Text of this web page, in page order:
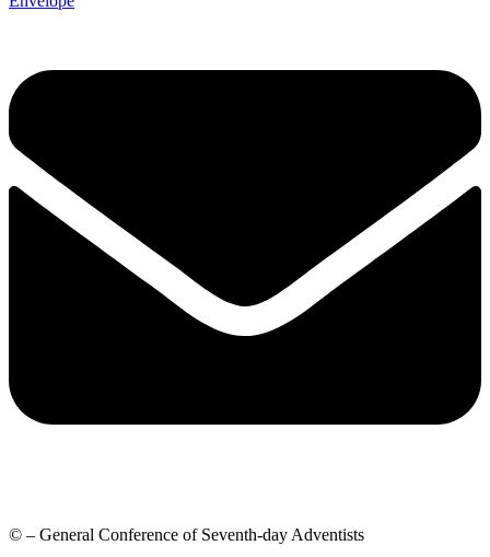
© – General Conference of Seventh-day Adventists